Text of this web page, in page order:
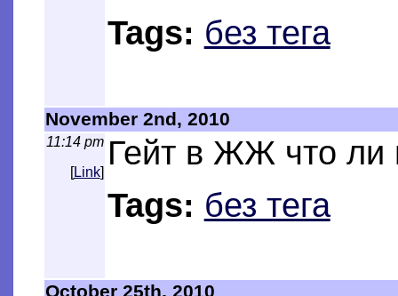
Tags: без тега
November 2nd, 2010
11:14 pm
[Link]
Гейт в ЖЖ что ли
Tags: без тега
October 25th, 2010